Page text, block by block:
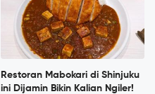
Restoran Mabokari di Shinjuku
ini Dijamin Bikin Kalian Ngiler!